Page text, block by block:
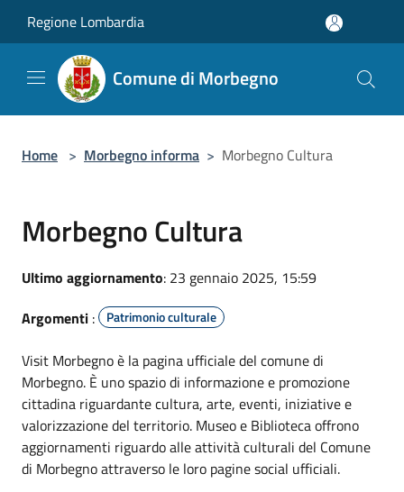
Regione Lombardia
Comune di Morbegno
Home > Morbegno informa > Morbegno Cultura
Morbegno Cultura
Ultimo aggiornamento: 23 gennaio 2025, 15:59
Argomenti : Patrimonio culturale
Visit Morbegno è la pagina ufficiale del comune di
Morbegno. È uno spazio di informazione e promozione
cittadina riguardante cultura, arte, eventi, iniziative e
valorizzazione del territorio. Museo e Biblioteca offrono
aggiornamenti riguardo alle attività culturali del Comune
di Morbegno attraverso le loro pagine social ufficiali.